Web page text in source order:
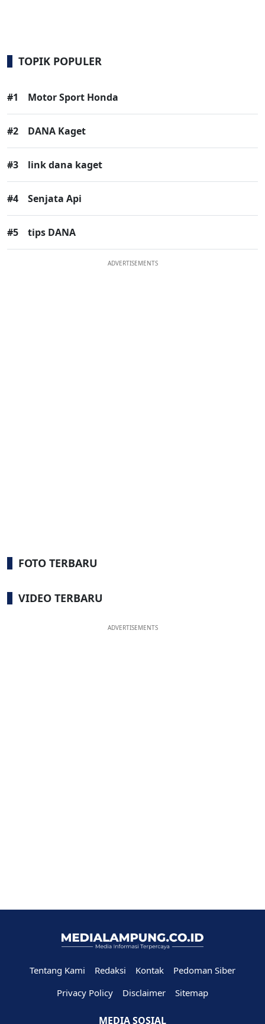
TOPIK POPULER
#1 Motor Sport Honda
#2 DANA Kaget
#3 link dana kaget
#4 Senjata Api
#5 tips DANA
ADVERTISEMENTS
FOTO TERBARU
VIDEO TERBARU
ADVERTISEMENTS
Tentang Kami Redaksi Kontak
Pedoman Siber
Privacy Policy
Disclaimer Sitemap
MEDIA SOSIAL